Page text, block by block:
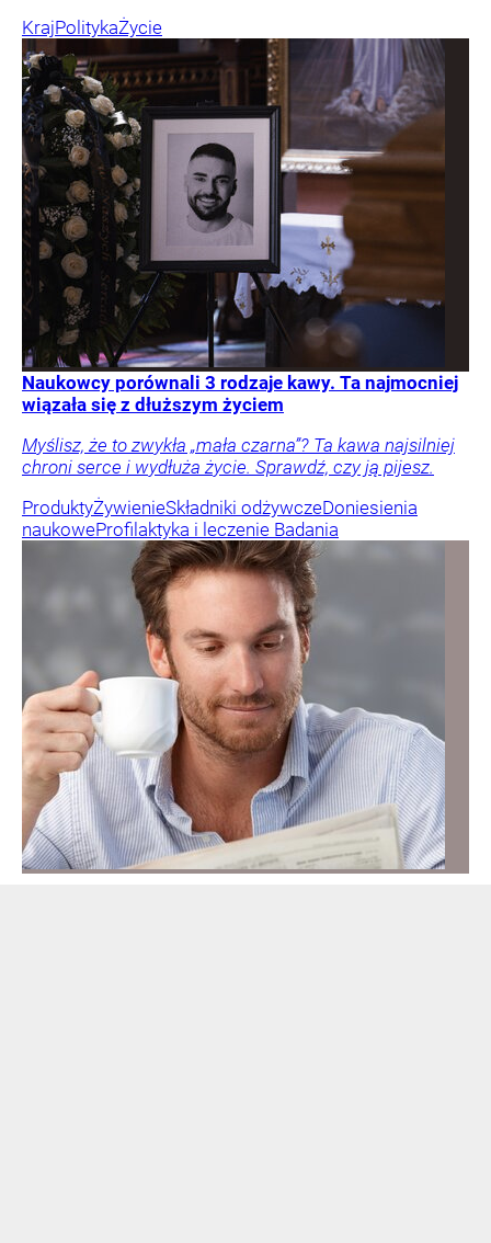
KrajPolitykaŻycie
Naukowcy porównali 3 rodzaje kawy. Ta najmocniej
wiązała się z dłuższym życiem
Myślisz, że to zwykła „mała czarna”? Ta kawa najsilniej
chroni serce i wydłuża życie. Sprawdź, czy ją pijesz.
ProduktyŻywienieSkładniki odżywczeDoniesienia
naukoweProfilaktyka i leczenie Badania